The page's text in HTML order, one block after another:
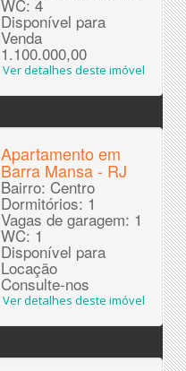
WC: 4
Disponível para
Venda
1.100.000,00
Ver detalhes deste imóvel
Apartamento em
Barra Mansa - RJ
Bairro: Centro
Dormitórios: 1
Vagas de garagem: 1
WC: 1
Disponível para
Locação
Consulte-nos
Ver detalhes deste imóvel